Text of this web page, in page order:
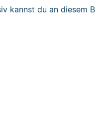
kannst du an diesem